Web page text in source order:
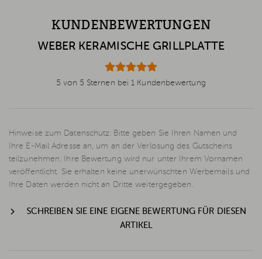
KUNDENBEWERTUNGEN
WEBER KERAMISCHE GRILLPLATTE
5 von 5 Sternen bei 1 Kundenbewertung
Hinweise zum Datenschutz: Bitte geben Sie Ihren Namen und
Ihre E-Mail Adresse an, um an der Verlosung des Gutscheins
teilzunehmen. Ihre Bewertung wird nur unter Ihrem Vornamen
veröffentlicht. Sie erhalten keine unerwünschten Werbemails und
Ihre Daten werden nicht an Dritte weitergegeben.
SCHREIBEN SIE EINE EIGENE BEWERTUNG FÜR DIESEN
ARTIKEL